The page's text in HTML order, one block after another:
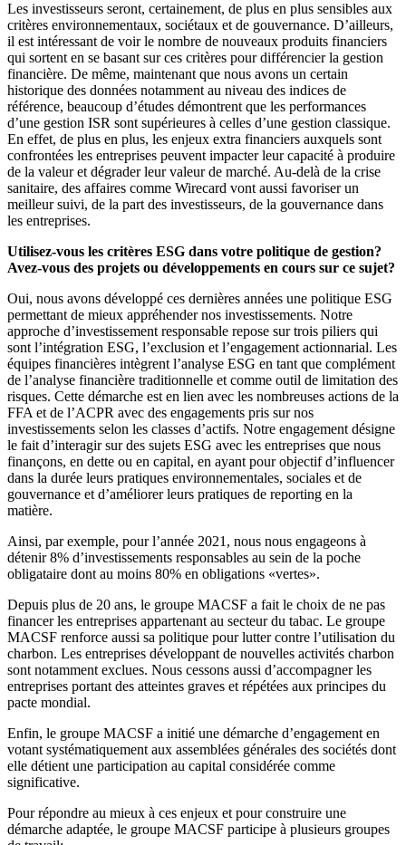
Les investisseurs seront, certainement, de plus en plus sensibles aux
critères environnementaux, sociétaux et de gouvernance. D’ailleurs,
il est intéressant de voir le nombre de nouveaux produits financiers
qui sortent en se basant sur ces critères pour différencier la gestion
financière. De même, maintenant que nous avons un certain
historique des données notamment au niveau des indices de
référence, beaucoup d’études démontrent que les performances
d’une gestion ISR sont supérieures à celles d’une gestion classique.
En effet, de plus en plus, les enjeux extra financiers auxquels sont
confrontées les entreprises peuvent impacter leur capacité à produire
de la valeur et dégrader leur valeur de marché. Au-delà de la crise
sanitaire, des affaires comme Wirecard vont aussi favoriser un
meilleur suivi, de la part des investisseurs, de la gouvernance dans
les entreprises.
Utilisez-vous les critères ESG dans votre politique de gestion?
Avez-vous des projets ou développements en cours sur ce sujet?
Oui, nous avons développé ces dernières années une politique ESG
permettant de mieux appréhender nos investissements. Notre
approche d’investissement responsable repose sur trois piliers qui
sont l’intégration ESG, l’exclusion et l’engagement actionnarial. Les
équipes financières intègrent l’analyse ESG en tant que complément
de l’analyse financière traditionnelle et comme outil de limitation des
risques. Cette démarche est en lien avec les nombreuses actions de la
FFA et de l’ACPR avec des engagements pris sur nos
investissements selon les classes d’actifs. Notre engagement désigne
le fait d’interagir sur des sujets ESG avec les entreprises que nous
finançons, en dette ou en capital, en ayant pour objectif d’influencer
dans la durée leurs pratiques environnementales, sociales et de
gouvernance et d’améliorer leurs pratiques de reporting en la
matière.
Ainsi, par exemple, pour l’année 2021, nous nous engageons à
détenir 8% d’investissements responsables au sein de la poche
obligataire dont au moins 80% en obligations «vertes».
Depuis plus de 20 ans, le groupe MACSF a fait le choix de ne pas
financer les entreprises appartenant au secteur du tabac. Le groupe
MACSF renforce aussi sa politique pour lutter contre l’utilisation du
charbon. Les entreprises développant de nouvelles activités charbon
sont notamment exclues. Nous cessons aussi d’accompagner les
entreprises portant des atteintes graves et répétées aux principes du
pacte mondial.
Enfin, le groupe MACSF a initié une démarche d’engagement en
votant systématiquement aux assemblées générales des sociétés dont
elle détient une participation au capital considérée comme
significative.
Pour répondre au mieux à ces enjeux et pour construire une
démarche adaptée, le groupe MACSF participe à plusieurs groupes